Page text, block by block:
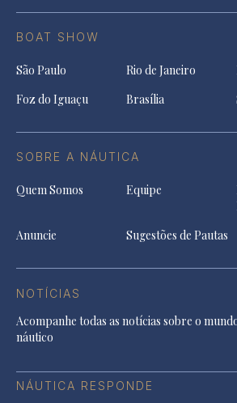
BOAT SHOW
São Paulo Rio de Janeiro
Foz do Iguaçu
Brasília
SOBRE A NÁUTICA
Quem Somos Equipe
Anuncie
Sugestões de Pautas
NOTÍCIAS
Acompanhe todas as notícias sobre o
náutico
NÁUTICA RESPONDE